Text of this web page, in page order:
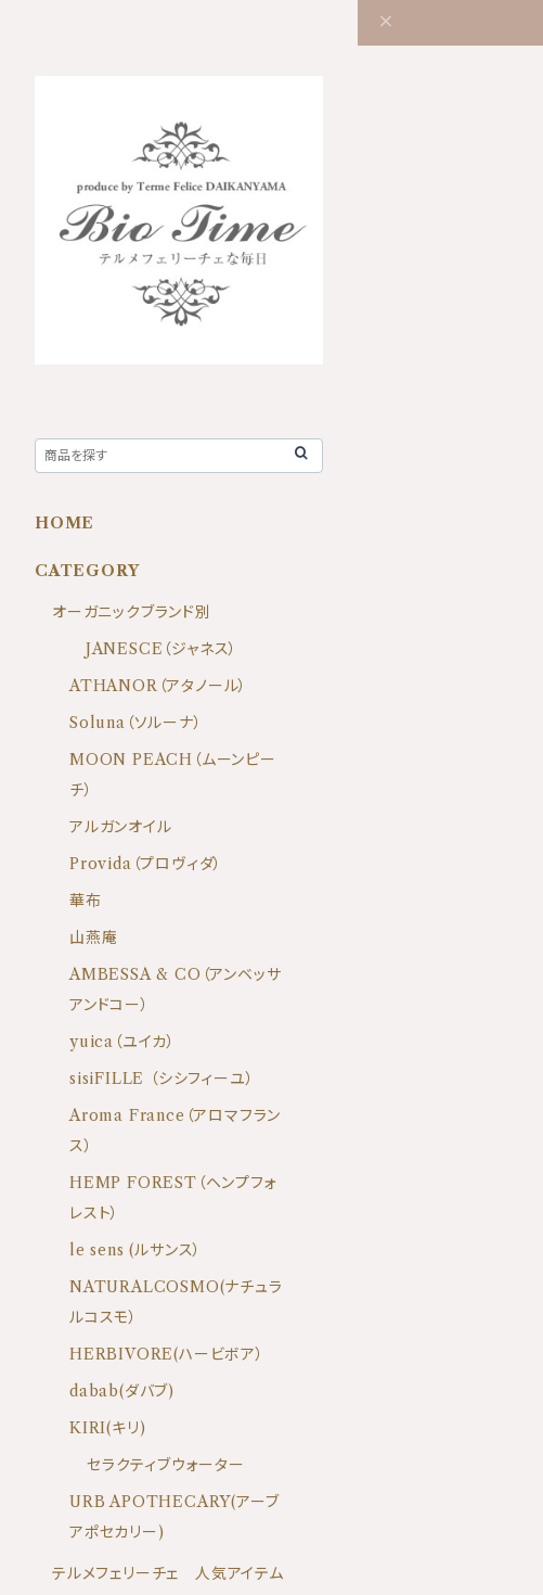
HOME
CATEGORY
オーガニックブランド別
JANESCE（ジャネス）
ATHANOR（アタノール）
Soluna（ソルーナ）
MOON PEACH（ムーンピー
チ）
アルガンオイル
Provida（プロヴィダ）
華布
山燕庵
AMBESSA & CO（アンベッサ
アンドコー）
yuica（ユイカ）
sisiFILLE （シシフィーユ）
Aroma France（アロマフラン
ス）
HEMP FOREST（ヘンプフォ
レスト）
le sens (ルサンス）
NATURALCOSMO(ナチュラ
ルコスモ）
HERBIVORE(ハービボア）
dabab(ダバブ)
KIRI(キリ)
セラクティブウォーター
URB APOTHECARY(アーブ
アポセカリー)
テルメフェリーチェ 人気アイテム